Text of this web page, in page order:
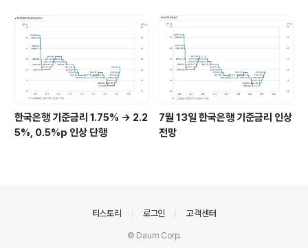
한국은행 기준금리 1.75% → 2.2
5%, 0.5%p 인상 단행
7월 13일 한국은행 기준금리 인상
전망
티스토리 로그인 고객센터
© Daum Corp.